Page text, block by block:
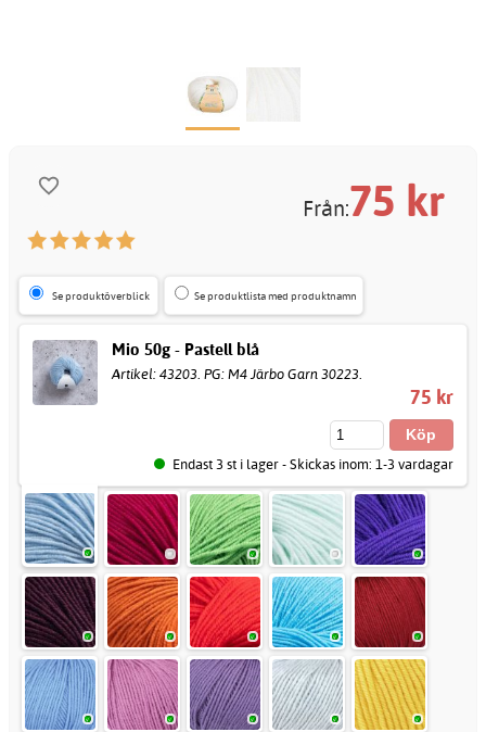
Från:75 kr
Se produktöverblick Se produktlista med produktnamn
Mio 50g - Pastell blå
Artikel: 43203. PG: M4 Järbo Garn 30223.
75 kr
Endast 3 st i lager - Skickas inom: 1-3 vardagar